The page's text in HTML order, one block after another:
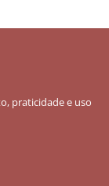
praticidade e uso